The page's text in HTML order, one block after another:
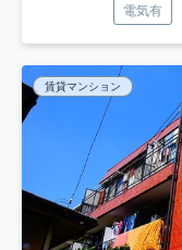
電気有
賃貸マンション